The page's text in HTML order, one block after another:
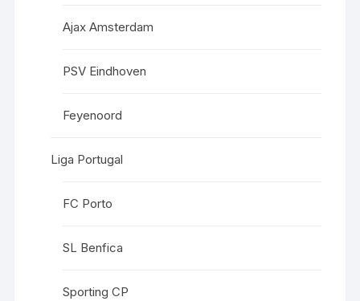
Ajax Amsterdam
PSV Eindhoven
Feyenoord
Liga Portugal
FC Porto
SL Benfica
Sporting CP